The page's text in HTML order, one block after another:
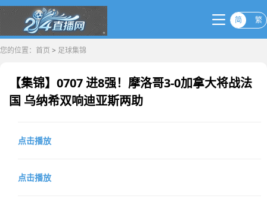
简 繁
您的位置： 首页 > 足球集锦
【集锦】0707 进8强！摩洛哥3-0加拿大将战法
国 乌纳希双响迪亚斯两助
点击播放
点击播放